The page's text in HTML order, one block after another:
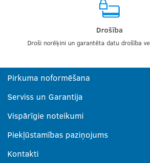
Drošība
Droši norēķini un garantēta datu drošība
Pirkuma noformēšana
Serviss un Garantija
Vispārīgie noteikumi
Piekļūstamības paziņojums
Kontakti